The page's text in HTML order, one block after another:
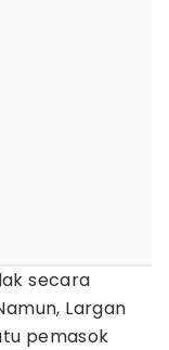
secara
Largan
pemasok